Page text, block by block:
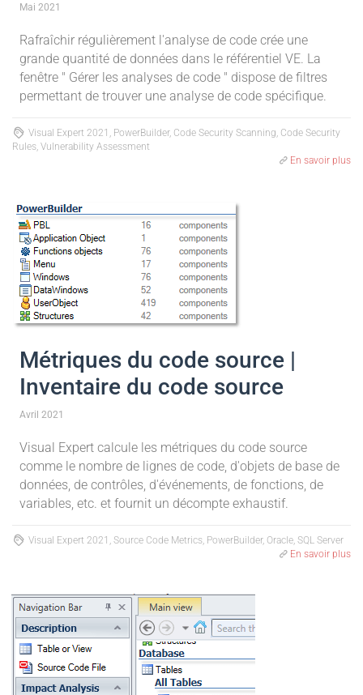
Mai 2021
Rafraîchir régulièrement l'analyse de code crée une
grande quantité de données dans le référentiel VE. La
fenêtre " Gérer les analyses de code " dispose de filtres
permettant de trouver une analyse de code spécifique.
Visual Expert 2021, PowerBuilder, Code Security Scanning, Code Security
Rules, Vulnerability Assessment
En savoir plus
Métriques du code source |
Inventaire du code source
Avril 2021
Visual Expert calcule les métriques du code source
comme le nombre de lignes de code, d'objets de base de
données, de contrôles, d'événements, de fonctions, de
variables, etc. et fournit un décompte exhaustif.
Visual Expert 2021, Source Code Metrics, PowerBuilder, Oracle, SQL Server
En savoir plus